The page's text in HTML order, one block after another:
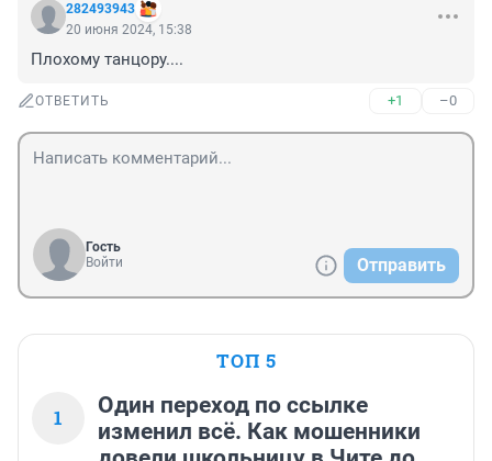
282493943
20 июня 2024, 15:38
Плохому танцору....
ОТВЕТИТЬ +1 –0
Гость
Войти
Отправить
ТОП 5
1
Один переход по ссылке
изменил всё. Как мошенники